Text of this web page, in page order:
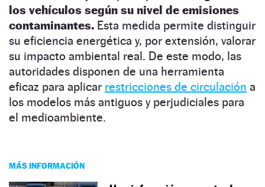
los vehículos según su nivel de emisiones
contaminantes. Esta medida permite distinguir
su eficiencia energética y, por extensión, valorar
su impacto ambiental real. De este modo, las
autoridades disponen de una herramienta
eficaz para aplicar restricciones de circulación a
los modelos más antiguos y perjudiciales para
el medioambiente.
MÁS INFORMACIÓN